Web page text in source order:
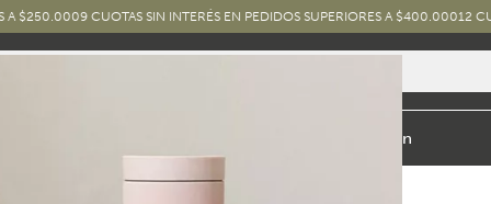
9 CUOTAS SIN INTERÉS EN PEDIDOS SUPERIORES A $400.000 12 CUOTAS SIN
Inspiración